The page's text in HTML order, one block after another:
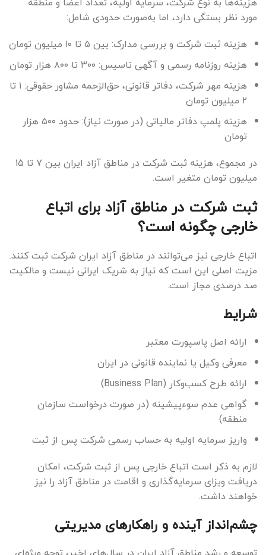
مورد نظر بستگی دارد، اما به‌صورت حدودی شامل:
هزینه ثبت شرکت و بررسی مدارک: بین ۵ تا ۱۰ میلیون تومان
هزینه روزنامه رسمی و آگهی تاسیس: ۳۰۰ تا ۸۰۰ هزار تومان
هزینه مهر شرکت، دفاتر قانونی، حق‌الزحمه مشاور حقوقی: ۱ تا
۲ میلیون تومان
هزینه پلمپ دفاتر مالیاتی (در صورت نیاز): حدود ۵۰۰ هزار
تومان
در مجموع، هزینه ثبت شرکت در مناطق آزاد ایران بین ۷ تا ۱۵
میلیون تومان متغیر است.
ثبت شرکت در مناطق آزاد برای اتباع
خارجی چگونه است؟
اتباع خارجی نیز می‌توانند در مناطق آزاد ایران شرکت ثبت کنند.
مزیت اصلی این است که نیاز به شریک ایرانی نیست و مالکیت
صد درصدی مجاز است.
شرایط
ارائه اصل پاسپورت معتبر
معرفی وکیل یا نماینده قانونی در ایران
ارائه طرح کسب‌وکار (Business Plan)
گواهی عدم سوءپیشینه (در صورت درخواست سازمان
منطقه)
واریز سرمایه اولیه به حساب رسمی شرکت پس از ثبت
لازم به ذکر است اتباع خارجی پس از ثبت شرکت، امکان
دریافت ویزای سرمایه‌گذاری و اقامت در مناطق آزاد را نیز
خواهند داشت.
چشم‌انداز آینده و راهکارهای مدیریتی